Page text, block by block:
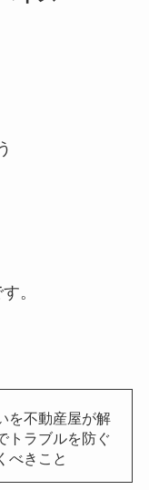
。
を不動産屋が解
トラブルを防ぐ
べきこと